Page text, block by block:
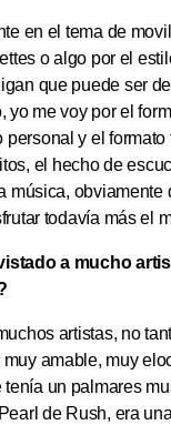
en el tema de
o algo por el
que puede ser
me voy por el
y el
el hecho de
todavía más el
a mucho
artistas, no
amable, muy
un palmares
de Rush, era